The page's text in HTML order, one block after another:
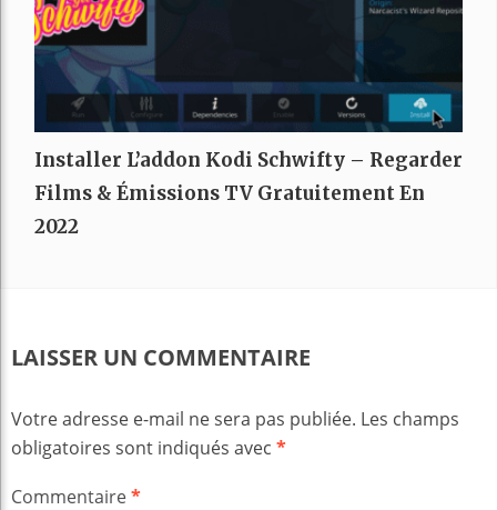
Installer L’addon Kodi Schwifty – Regarder
Films & Émissions TV Gratuitement En
2022
LAISSER UN COMMENTAIRE
Votre adresse e-mail ne sera pas publiée. Les champs
obligatoires sont indiqués avec *
Commentaire*